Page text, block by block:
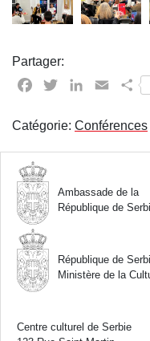
Partager:
Facebook
TwitterLinkedIn
Email
Catégorie: Conférences
Ambassade de la
République de
République de
Ministère de la
Centre culturel de Serbie